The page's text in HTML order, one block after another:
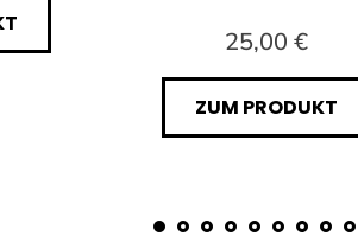
25,00 €
ZUM PRODUKT